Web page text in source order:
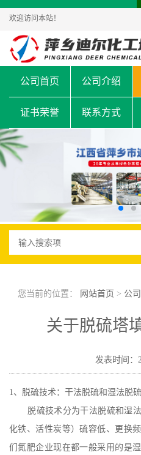
欢迎访问本站！
公司首页 公司介绍
证书荣誉 联系方式
您当前的位置： 网站首页 > 公
关于脱硫塔
发表时间：
1、脱硫技术：干法脱硫和湿法脱硫
脱硫技术分为干法脱硫和湿
化铁、活性炭等）硫容低、更换
们氮肥企业现在都一般采用的是